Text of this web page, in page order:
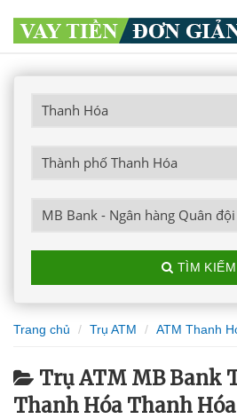
TÌM KIẾM
Trang chủ Trụ ATM ATM Thanh
Trụ ATM MB Bank
Thanh Hóa Thanh Hóa